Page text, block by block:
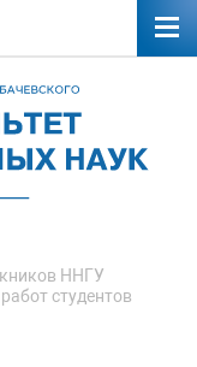
ННГУ
студентов